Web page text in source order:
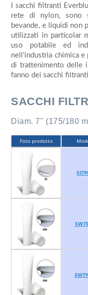
I sacchi filtranti
rete di nylon, sono
bevande, e liquidi non
utilizzati in particolar
uso potabile ed
nell'industria chimica e
di trattenimento delle
fanno dei sacchi
SACCHI
Diam. 7'' (175/180
Foto prodotto